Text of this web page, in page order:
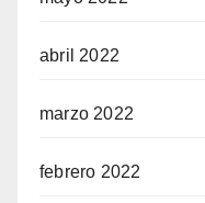
abril 2022
marzo 2022
febrero 2022